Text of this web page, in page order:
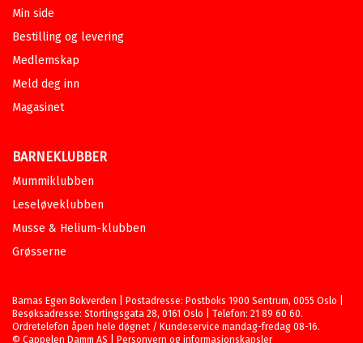
Min side
Bestilling og levering
Medlemskap
Meld deg inn
Magasinet
BARNEKLUBBER
Mummiklubben
Leseløveklubben
Musse & Helium-klubben
Grøsserne
Barnas Egen Bokverden | Postadresse: Postboks 1900 Sentrum, 0055 Oslo |
Besøksadresse: Stortingsgata 28, 0161 Oslo | Telefon: 21 89 60 60.
Ordretelefon åpen hele døgnet / Kundeservice mandag-fredag 08-16.
© Cappelen Damm AS Personvern og informasjonskapsler